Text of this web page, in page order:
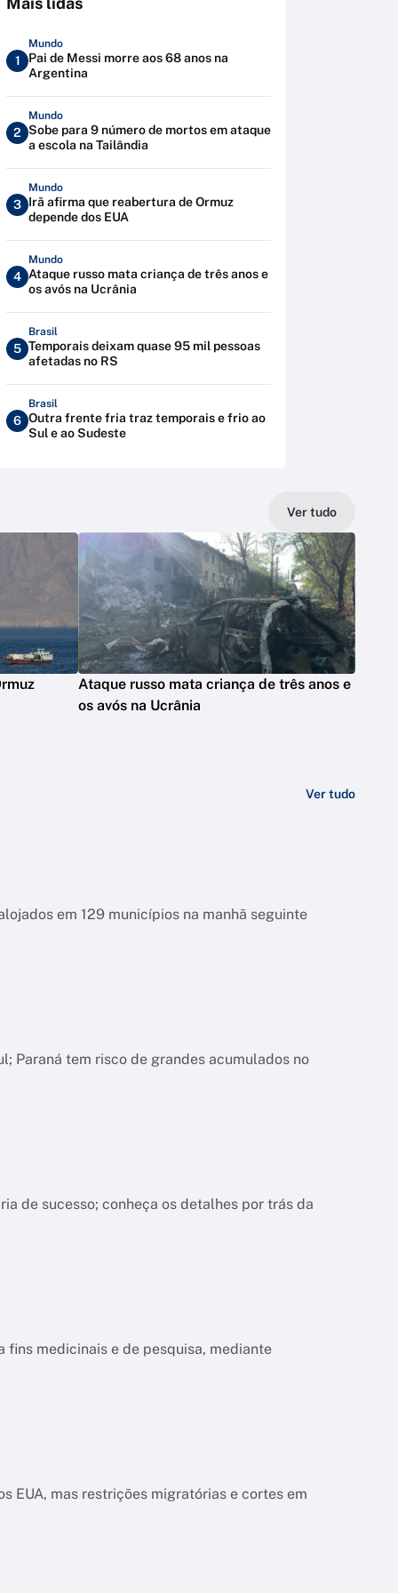
1
Mundo
Pai de Messi morre aos 68 anos na
Argentina
2
Mundo
Sobe para 9 número de mortos em ataque
a escola na Tailândia
3
Mundo
Irã afirma que reabertura de Ormuz
depende dos EUA
4
Mundo
Ataque russo mata criança de três anos e
os avós na Ucrânia
5
Brasil
Temporais deixam quase 95 mil pessoas
afetadas no RS
6
Brasil
Outra frente fria traz temporais e frio ao
Sul e ao Sudeste
Ver tudo
Ataque russo mata criança de três anos e
os avós na Ucrânia
Ver tudo
em 129 municípios na manhã seguinte
Paraná tem risco de grandes acumulados no
de sucesso; conheça os detalhes por trás da
fins medicinais e de pesquisa, mediante
EUA, mas restrições migratórias e cortes em